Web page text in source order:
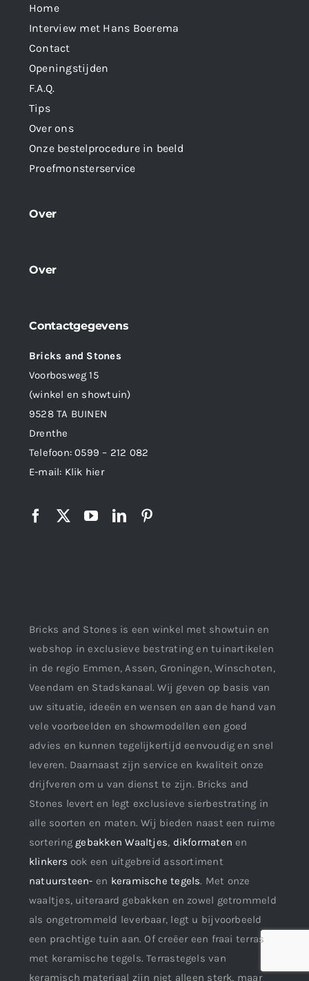
Home
Interview met Hans Boerema
Contact
Openingstijden
F.A.Q.
Tips
Over ons
Onze bestelprocedure in beeld
Proefmonsterservice
Over
Over
Contactgegevens
Bricks and Stones
Voorbosweg 15
(winkel en showtuin)
9528 TA BUINEN
Drenthe
Telefoon:0599 – 212 082
E-mail: Klik hier
Bricks and Stones is een winkel met showtuin en
webshop in exclusieve bestrating en tuinartikelen
in de regio Emmen, Assen, Groningen, Winschoten,
Veendam en Stadskanaal. Wij geven op basis van
uw situatie, ideeën en wensen en aan de hand van
vele voorbeelden en showmodellen een goed
advies en kunnen tegelijkertijd eenvoudig en snel
leveren. Daarnaast zijn service en kwaliteit onze
drijfveren om u van dienst te zijn. Bricks and
Stones levert en legt exclusieve sierbestrating in
alle soorten en maten. Wij bieden naast een ruime
sortering gebakken Waaltjes, dikformaten en
klinkers ook een uitgebreid assortiment
natuursteen- en keramische tegels. Met onze
waaltjes, uiteraard gebakken en zowel getrommeld
als ongetrommeld leverbaar, legt u bijvoorbeeld
een prachtige tuin aan. Of creëer een fraai terras
met keramische tegels. Terrastegels van
keramisch materiaal zijn niet alleen sterk, maar